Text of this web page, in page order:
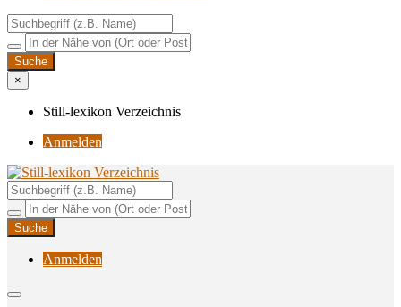
×
Still-lexikon Verzeichnis
Anmelden
Still-lexikon Verzeichnis
Unterstützungsangebote rund ums Stillen
Anmelden